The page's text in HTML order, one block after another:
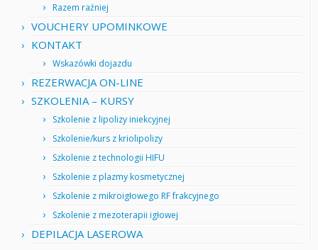
Razem raźniej
VOUCHERY UPOMINKOWE
KONTAKT
Wskazówki dojazdu
REZERWACJA ON-LINE
SZKOLENIA – KURSY
Szkolenie z lipolizy iniekcyjnej
Szkolenie/kurs z kriolipolizy
Szkolenie z technologii HIFU
Szkolenie z plazmy kosmetycznej
Szkolenie z mikroigłowego RF frakcyjnego
Szkolenie z mezoterapii igłowej
DEPILACJA LASEROWA